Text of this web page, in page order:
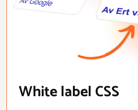
White label CSS